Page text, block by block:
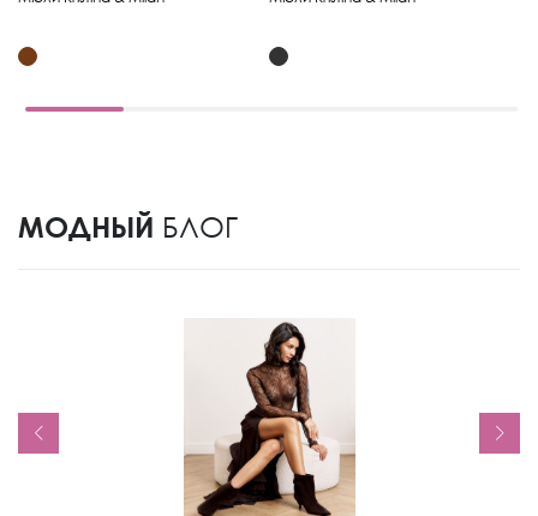
МОДНЫЙ БЛОГ